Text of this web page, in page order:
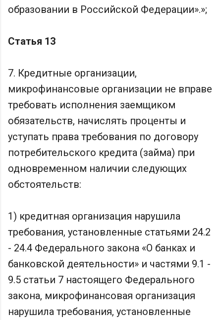
образовании в Российской Федерации».»;
Статья 13
7. Кредитные организации,
микрофинансовые организации не вправе
требовать исполнения заемщиком
обязательств, начислять проценты и
уступать права требования по договору
потребительского кредита (займа) при
одновременном наличии следующих
обстоятельств:
1) кредитная организация нарушила
требования, установленные статьями 24.2
- 24.4 Федерального закона «О банках и
банковской деятельности» и частями 9.1 -
9.5 статьи 7 настоящего Федерального
закона, микрофинансовая организация
нарушила требования, установленные